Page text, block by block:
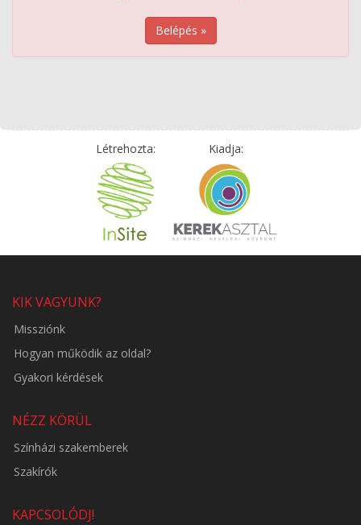
Belépés »
Létrehozta: Kiadja:
KIK VAGYUNK?
Missziónk
Hogyan működik az oldal?
Gyakori kérdések
NÉZZ KÖRÜL
Színházi szakemberek
Szakírók
KAPCSOLÓDJ!